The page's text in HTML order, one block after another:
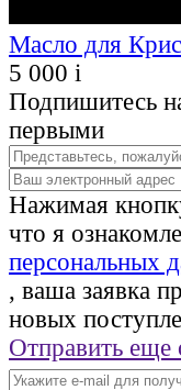
Масло для
5 000 i
Подпишитесь
первыми
Нажимая
что я
персональных
, ваша заявка
новых
Отправить еще